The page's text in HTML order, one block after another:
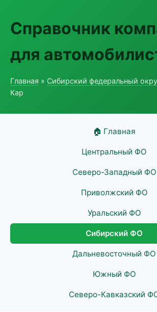
Справочник
для
Главная » Сибирский федеральный
Кар
🏠 Главная
Центральный ФО
Северо-Западный ФО
Приволжский ФО
Уральский ФО
Сибирский ФО
Дальневосточный ФО
Южный ФО
Северо-Кавказский